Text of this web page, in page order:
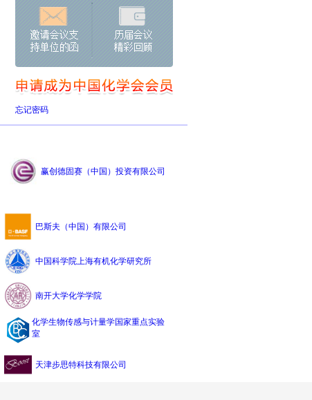
忘记密码
赢创德固赛（中国）投资有限公司
巴斯夫（中国）有限公司
中国科学院上海有机化学研究所
南开大学化学学院
化学生物传感与计量学国家重点实验
室
天津步思特科技有限公司